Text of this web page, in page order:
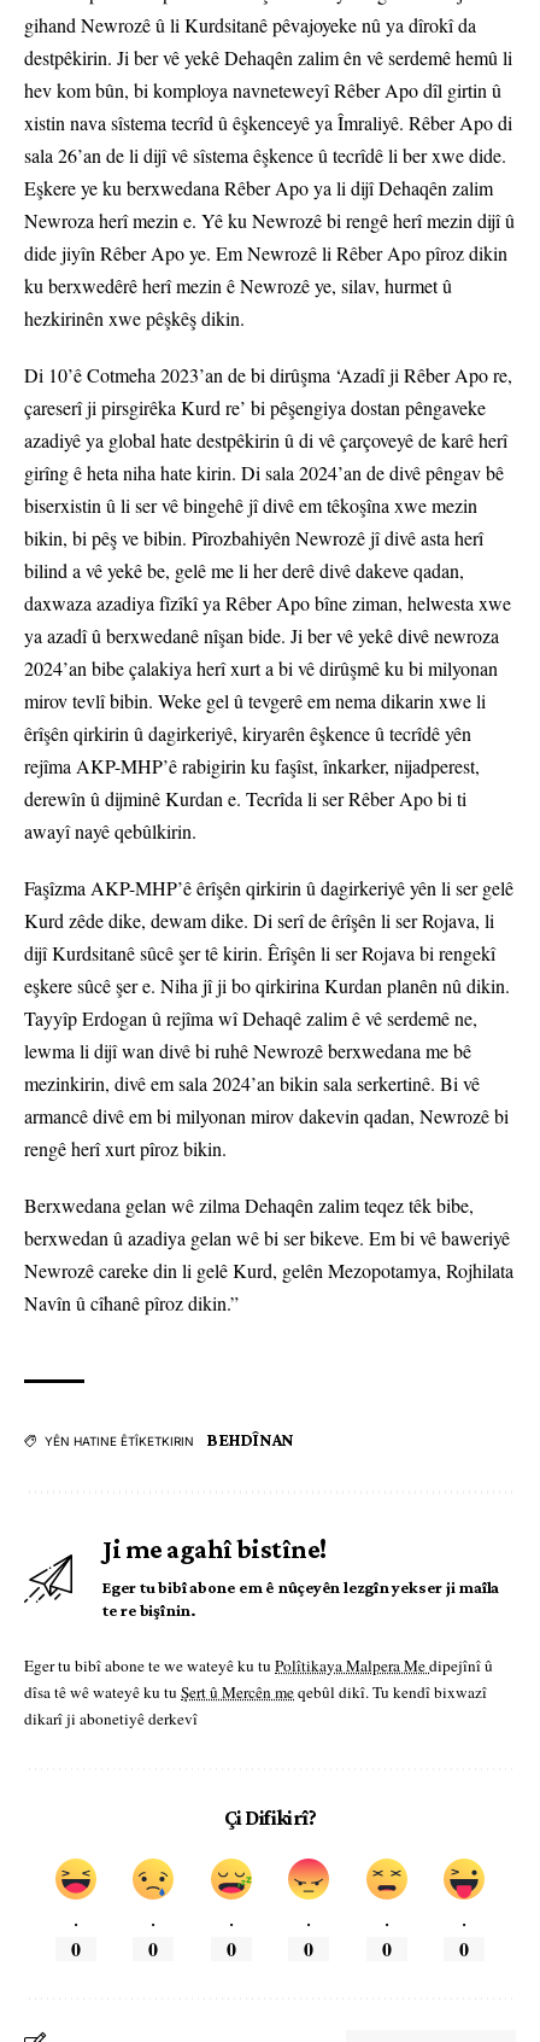
gihand Newrozê û li Kurdsitanê pêvajoyeke nû ya dîrokî da
destpêkirin. Ji ber vê yekê Dehaqên zalim ên vê serdemê hemû li
hev kom bûn, bi komploya navneteweyî Rêber Apo dîl girtin û
xistin nava sîstema tecrîd û êşkenceyê ya Îmraliyê. Rêber Apo di
sala 26’an de li dijî vê sîstema êşkence û tecrîdê li ber xwe dide.
Eşkere ye ku berxwedana Rêber Apo ya li dijî Dehaqên zalim
Newroza herî mezin e. Yê ku Newrozê bi rengê herî mezin dijî û
dide jiyîn Rêber Apo ye. Em Newrozê li Rêber Apo pîroz dikin
ku berxwedêrê herî mezin ê Newrozê ye, silav, hurmet û
hezkirinên xwe pêşkêş dikin.
Di 10’ê Cotmeha 2023’an de bi dirûşma ‘Azadî ji Rêber Apo re,
çareserî ji pirsgirêka Kurd re’ bi pêşengiya dostan pêngaveke
azadiyê ya global hate destpêkirin û di vê çarçoveyê de karê herî
girîng ê heta niha hate kirin. Di sala 2024’an de divê pêngav bê
biserxistin û li ser vê bingehê jî divê em têkoşîna xwe mezin
bikin, bi pêş ve bibin. Pîrozbahiyên Newrozê jî divê asta herî
bilind a vê yekê be, gelê me li her derê divê dakeve qadan,
daxwaza azadiya fîzîkî ya Rêber Apo bîne ziman, helwesta xwe
ya azadî û berxwedanê nîşan bide. Ji ber vê yekê divê newroza
2024’an bibe çalakiya herî xurt a bi vê dirûşmê ku bi milyonan
mirov tevlî bibin. Weke gel û tevgerê em nema dikarin xwe li
êrîşên qirkirin û dagirkeriyê, kiryarên êşkence û tecrîdê yên
rejîma AKP-MHP’ê rabigirin ku faşîst, înkarker, nijadperest,
derewîn û dijminê Kurdan e. Tecrîda li ser Rêber Apo bi ti
awayî nayê qebûlkirin.
Faşîzma AKP-MHP’ê êrîşên qirkirin û dagirkeriyê yên li ser gelê
Kurd zêde dike, dewam dike. Di serî de êrîşên li ser Rojava, li
dijî Kurdsitanê sûcê şer tê kirin. Êrîşên li ser Rojava bi rengekî
eşkere sûcê şer e. Niha jî ji bo qirkirina Kurdan planên nû dikin.
Tayyîp Erdogan û rejîma wî Dehaqê zalim ê vê serdemê ne,
lewma li dijî wan divê bi ruhê Newrozê berxwedana me bê
mezinkirin, divê em sala 2024’an bikin sala serkertinê. Bi vê
armancê divê em bi milyonan mirov dakevin qadan, Newrozê bi
rengê herî xurt pîroz bikin.
Berxwedana gelan wê zilma Dehaqên zalim teqez têk bibe,
berxwedan û azadiya gelan wê bi ser bikeve. Em bi vê baweriyê
Newrozê careke din li gelê Kurd, gelên Mezopotamya, Rojhilata
Navîn û cîhanê pîroz dikin.”
YÊN HATINE ÊTÎKETKIRIN BEHDÎNAN
Ji me agahî bistîne!
Eger tu bibî abone em ê nûçeyên lezgîn yekser ji maîla
te re bişînin.
Eger tu bibî abone te we wateyê ku tu Polîtikaya Malpera Medipejînî û
dîsa tê wê wateyê ku tu Şert û Mercên meqebûl dikî. Tu kendî bixwazî
dikarî ji abonetiyê derkevî
Çi Difikirî?
.
0
.
0
.
0
.
0
.
0
.
0